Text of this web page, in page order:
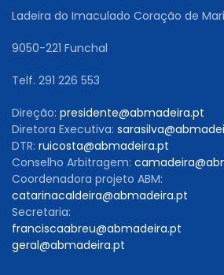
Ladeira do Imaculado Coração de
9050-221 Funchal
Telf. 291 226 553
Direção: presidente@abmadeira.pt
Diretora Executiva:
DTR: ruicosta@abmadeira.pt
Conselho Arbitragem:
Coordenadora projeto ABM:
catarinacaldeira@abmadeira.pt
Secretaria:
franciscaabreu@abmadeira.pt
geral@abmadeira.pt